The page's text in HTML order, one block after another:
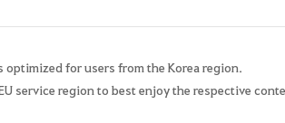
optimized for users from the Korea region.
service region to best enjoy the respective